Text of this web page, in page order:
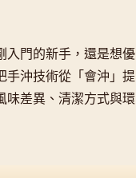
入門的新手，還是想優
手沖技術從「會沖」提
味差異、清潔方式與環